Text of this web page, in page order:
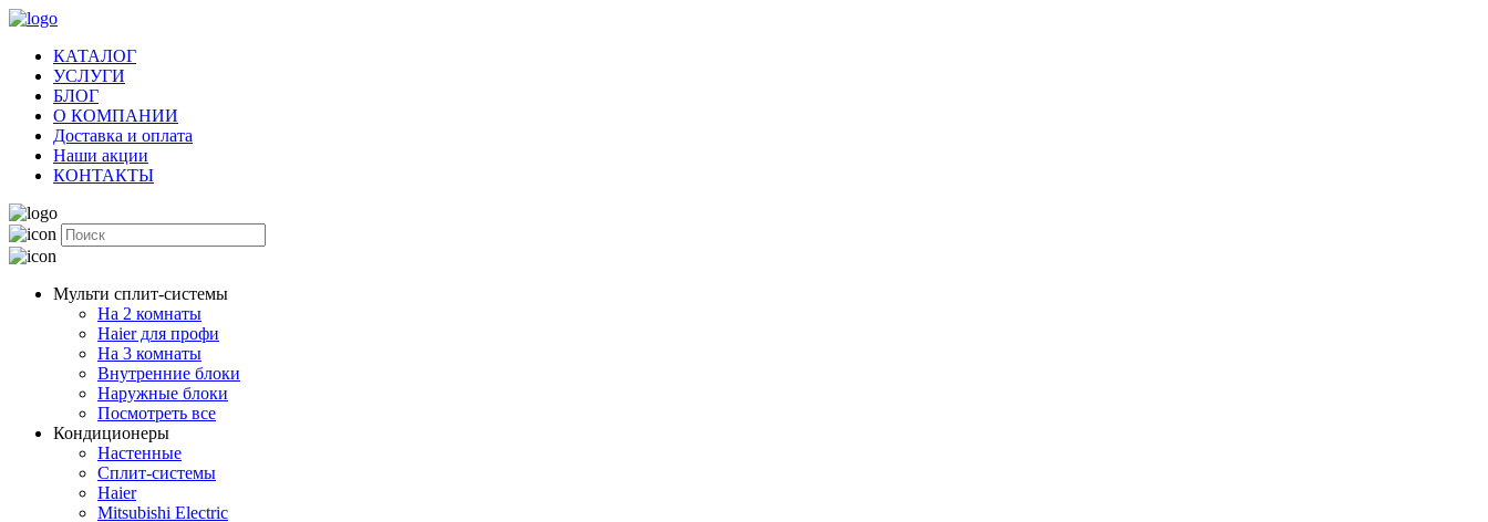
КАТАЛОГ
УСЛУГИ
БЛОГ
О КОМПАНИИ
Доставка и оплата
Наши акции
КОНТАКТЫ
Мульти сплит-системы
На 2 комнаты
Haier для профи
На 3 комнаты
Внутренние блоки
Наружные блоки
Посмотреть все
Кондиционеры
Настенные
Сплит-системы
Haier
Mitsubishi Electric